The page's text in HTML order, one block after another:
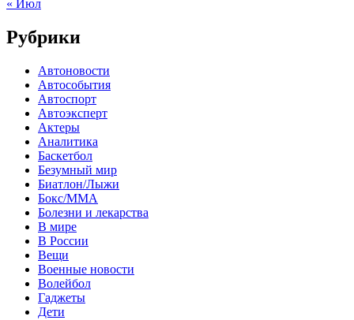
« Июл
Рубрики
Автоновости
Автособытия
Автоспорт
Автоэксперт
Актеры
Аналитика
Баскетбол
Безумный мир
Биатлон/Лыжи
Бокс/MMA
Болезни и лекарства
В мире
В России
Вещи
Военные новости
Волейбол
Гаджеты
Дети